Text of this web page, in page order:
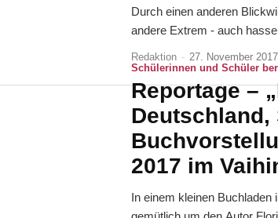
Durch einen anderen
andere Extrem - auch
Redaktion - 27. November 2017
Schülerinnen und Schüler
Reportage –
Deutschland,
2017 im
In einem kleinen Buchladen